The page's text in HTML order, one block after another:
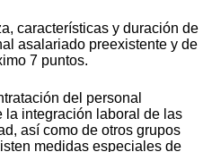
características y duración de
asalariado preexistente y de
7 puntos.
del personal
la integración laboral de las
así como de otros grupos
medidas especiales de